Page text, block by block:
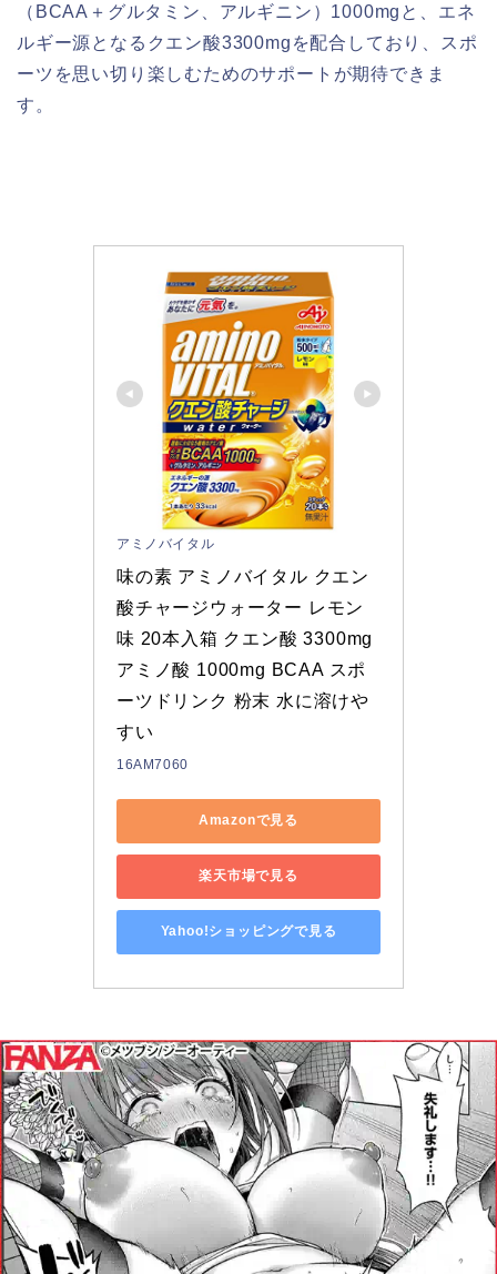
（BCAA＋グルタミン、アルギニン）1000mgと、エネ
ルギー源となるクエン酸3300mgを配合しており、スポ
ーツを思い切り楽しむためのサポートが期待できま
す。
アミノバイタル
味の素 アミノバイタル クエン
酸チャージウォーター レモン
味 20本入箱 クエン酸 3300mg
アミノ酸 1000mg BCAA スポ
ーツドリンク 粉末 水に溶けや
すい
16AM7060
Amazonで見る
楽天市場で見る
Yahoo!ショッピングで見る